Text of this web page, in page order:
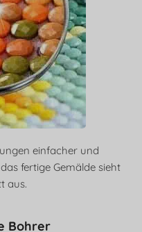
einfacher und
fertige Gemälde sieht
aus.
Bohrer